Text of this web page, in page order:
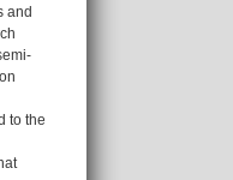
and
to the